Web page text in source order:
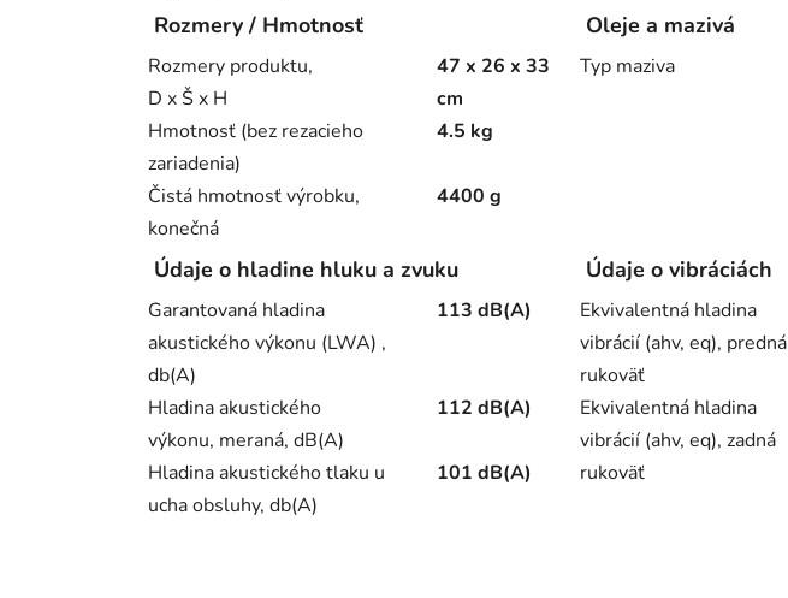
Rozmery / Hmotnosť
Rozmery produktu,
D x Š x H
47 x 26 x 33
cm
Hmotnosť (bez rezacieho
zariadenia)
4.5 kg
Čistá hmotnosť výrobku,
konečná
4400 g
Oleje a mazivá
Typ maziva
Údaje o hladine hluku a zvuku
Garantovaná hladina
akustického výkonu (LWA) ,
db(A)
113 dB(A)
Hladina akustického
výkonu, meraná, dB(A)
112 dB(A)
Hladina akustického tlaku u
ucha obsluhy, db(A)
101 dB(A)
Údaje o vibráciách
Ekvivalentná hladina
vibrácií (ahv, eq), predná
rukoväť
Ekvivalentná hladina
vibrácií (ahv, eq), zadná
rukoväť